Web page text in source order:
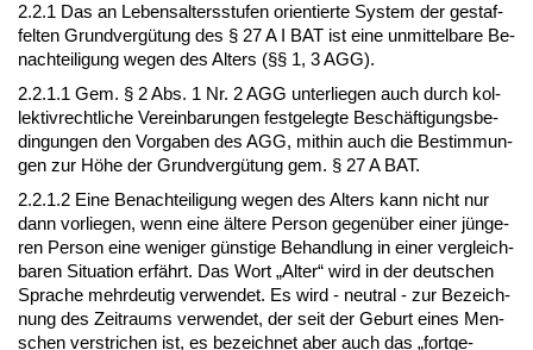
2.2.1 Das an Le­bens­al­ters­stu­fen ori­en­tier­te Sys­tem der ge­staf­
fel­ten Grund­vergütung des § 27 A I BAT ist ei­ne un­mit­tel­ba­re Be­
nach­tei­li­gung we­gen des Al­ters (§§ 1, 3 AGG).
2.2.1.1 Gem. § 2 Abs. 1 Nr. 2 AGG un­ter­lie­gen auch durch kol­
lek­tiv­recht­li­che Ver­ein­ba­run­gen fest­ge­leg­te Beschäfti­gungs­be­
din­gun­gen den Vor­ga­ben des AGG, mit­hin auch die Be­stim­mun­
gen zur Höhe der Grund­vergütung gem. § 27 A BAT.
2.2.1.2 Ei­ne Be­nach­tei­li­gung we­gen des Al­ters kann nicht nur
dann vor­lie­gen, wenn ei­ne älte­re Per­son ge­genüber ei­ner jünge­
ren Per­son ei­ne we­ni­ger güns­ti­ge Be­hand­lung in ei­ner ver­gleich­
ba­ren Si­tua­ti­on erfährt. Das Wort „Al­ter“ wird in der deut­schen
Spra­che mehr­deu­tig ver­wen­det. Es wird - neu­tral - zur Be­zeich­
nung des Zeit­raums ver­wen­det, der seit der Ge­burt ei­nes Men­
schen ver­stri­chen ist, es be­zeich­net aber auch das „fort­ge­